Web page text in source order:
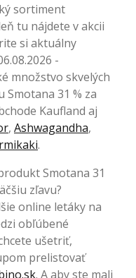
sortiment
tu nájdete v akcii
si aktuálny
-
množstvo skvelých
31 % za
Kaufland aj
, Ashwagandha,
.
Smotana 31
zľavu?
online letáky na
obľúbené
ušetriť,
prelistovať
. A aby ste mali